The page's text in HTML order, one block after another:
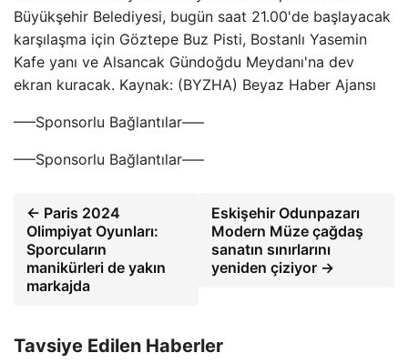
Büyükşehir Belediyesi, bugün saat 21.00'de başlayacak
karşılaşma için Göztepe Buz Pisti, Bostanlı Yasemin
Kafe yanı ve Alsancak Gündoğdu Meydanı'na dev
ekran kuracak. Kaynak: (BYZHA) Beyaz Haber Ajansı
—–Sponsorlu Bağlantılar—–
—–Sponsorlu Bağlantılar—–
← Paris 2024
Olimpiyat Oyunları:
Sporcuların
manikürleri de yakın
markajda
Eskişehir Odunpazarı
Modern Müze çağdaş
sanatın sınırlarını
yeniden çiziyor →
Tavsiye Edilen Haberler